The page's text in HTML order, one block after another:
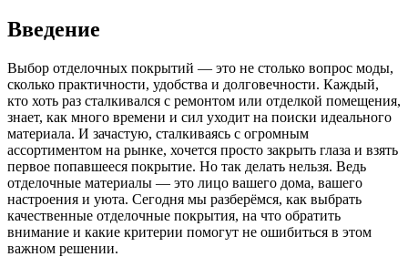
Введение
Выбор отделочных покрытий — это не столько вопрос моды,
сколько практичности, удобства и долговечности. Каждый,
кто хоть раз сталкивался с ремонтом или отделкой помещения,
знает, как много времени и сил уходит на поиски идеального
материала. И зачастую, сталкиваясь с огромным
ассортиментом на рынке, хочется просто закрыть глаза и взять
первое попавшееся покрытие. Но так делать нельзя. Ведь
отделочные материалы — это лицо вашего дома, вашего
настроения и уюта. Сегодня мы разберёмся, как выбрать
качественные отделочные покрытия, на что обратить
внимание и какие критерии помогут не ошибиться в этом
важном решении.